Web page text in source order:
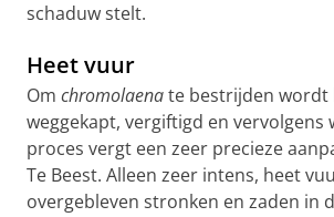
schaduw stelt.
Heet vuur
Om chromolaenate bestrijden
weggekapt, vergiftigd en vervolgens
proces vergt een zeer precieze
Te Beest. Alleen zeer intens, heet
overgebleven stronken en zaden in